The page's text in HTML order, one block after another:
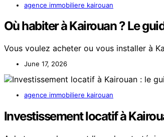
agence immobiliere kairouan
Où habiter à Kairouan ? Le
Vous voulez acheter ou vous installer à
June 17, 2026
agence immobiliere kairouan
Investissement locatif à